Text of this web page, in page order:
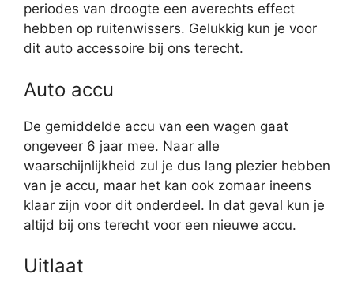
periodes van droogte een averechts effect
hebben op ruitenwissers. Gelukkig kun je voor
dit auto accessoire bij ons terecht.
Auto accu
De gemiddelde accu van een wagen gaat
ongeveer 6 jaar mee. Naar alle
waarschijnlijkheid zul je dus lang plezier hebben
van je accu, maar het kan ook zomaar ineens
klaar zijn voor dit onderdeel. In dat geval kun je
altijd bij ons terecht voor een nieuwe accu.
Uitlaat